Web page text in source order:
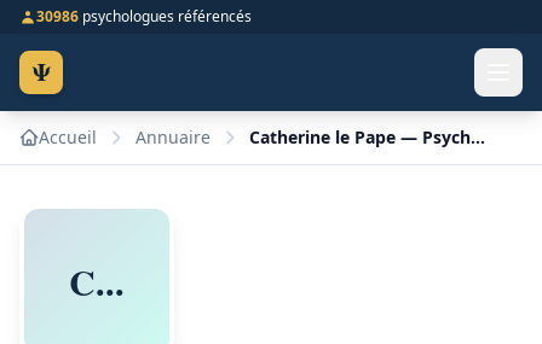
30986 psychologues référencés
Ψ
Accueil Annuaire Catherine le Pape — Psychologue à Saint Maur des Fossés
C...